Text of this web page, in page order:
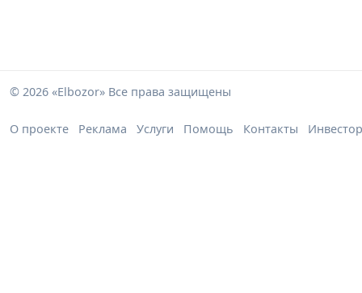
© 2026 «Elbozor» Все права защищены
О проекте Реклама Услуги Помощь Контакты